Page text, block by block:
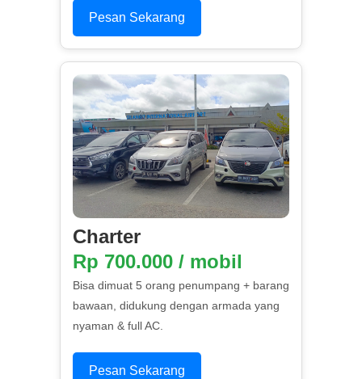
Pesan Sekarang
Charter
Rp 700.000 / mobil
Bisa dimuat 5 orang penumpang + barang
bawaan, didukung dengan armada yang
nyaman & full AC.
Pesan Sekarang